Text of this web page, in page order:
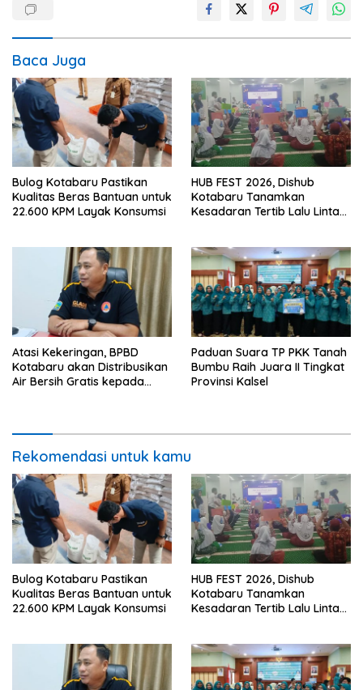
Baca Juga
Bulog Kotabaru Pastikan
Kualitas Beras Bantuan untuk
22.600 KPM Layak Konsumsi
HUB FEST 2026, Dishub
Kotabaru Tanamkan
Kesadaran Tertib Lalu Lintas
Atasi Kekeringan, BPBD
Kotabaru akan Distribusikan
Air Bersih Gratis kepada
Paduan Suara TP PKK Tanah
Bumbu Raih Juara II Tingkat
Provinsi Kalsel
Rekomendasi untuk kamu
Bulog Kotabaru Pastikan
Kualitas Beras Bantuan untuk
22.600 KPM Layak Konsumsi
HUB FEST 2026, Dishub
Kotabaru Tanamkan
Kesadaran Tertib Lalu Lintas